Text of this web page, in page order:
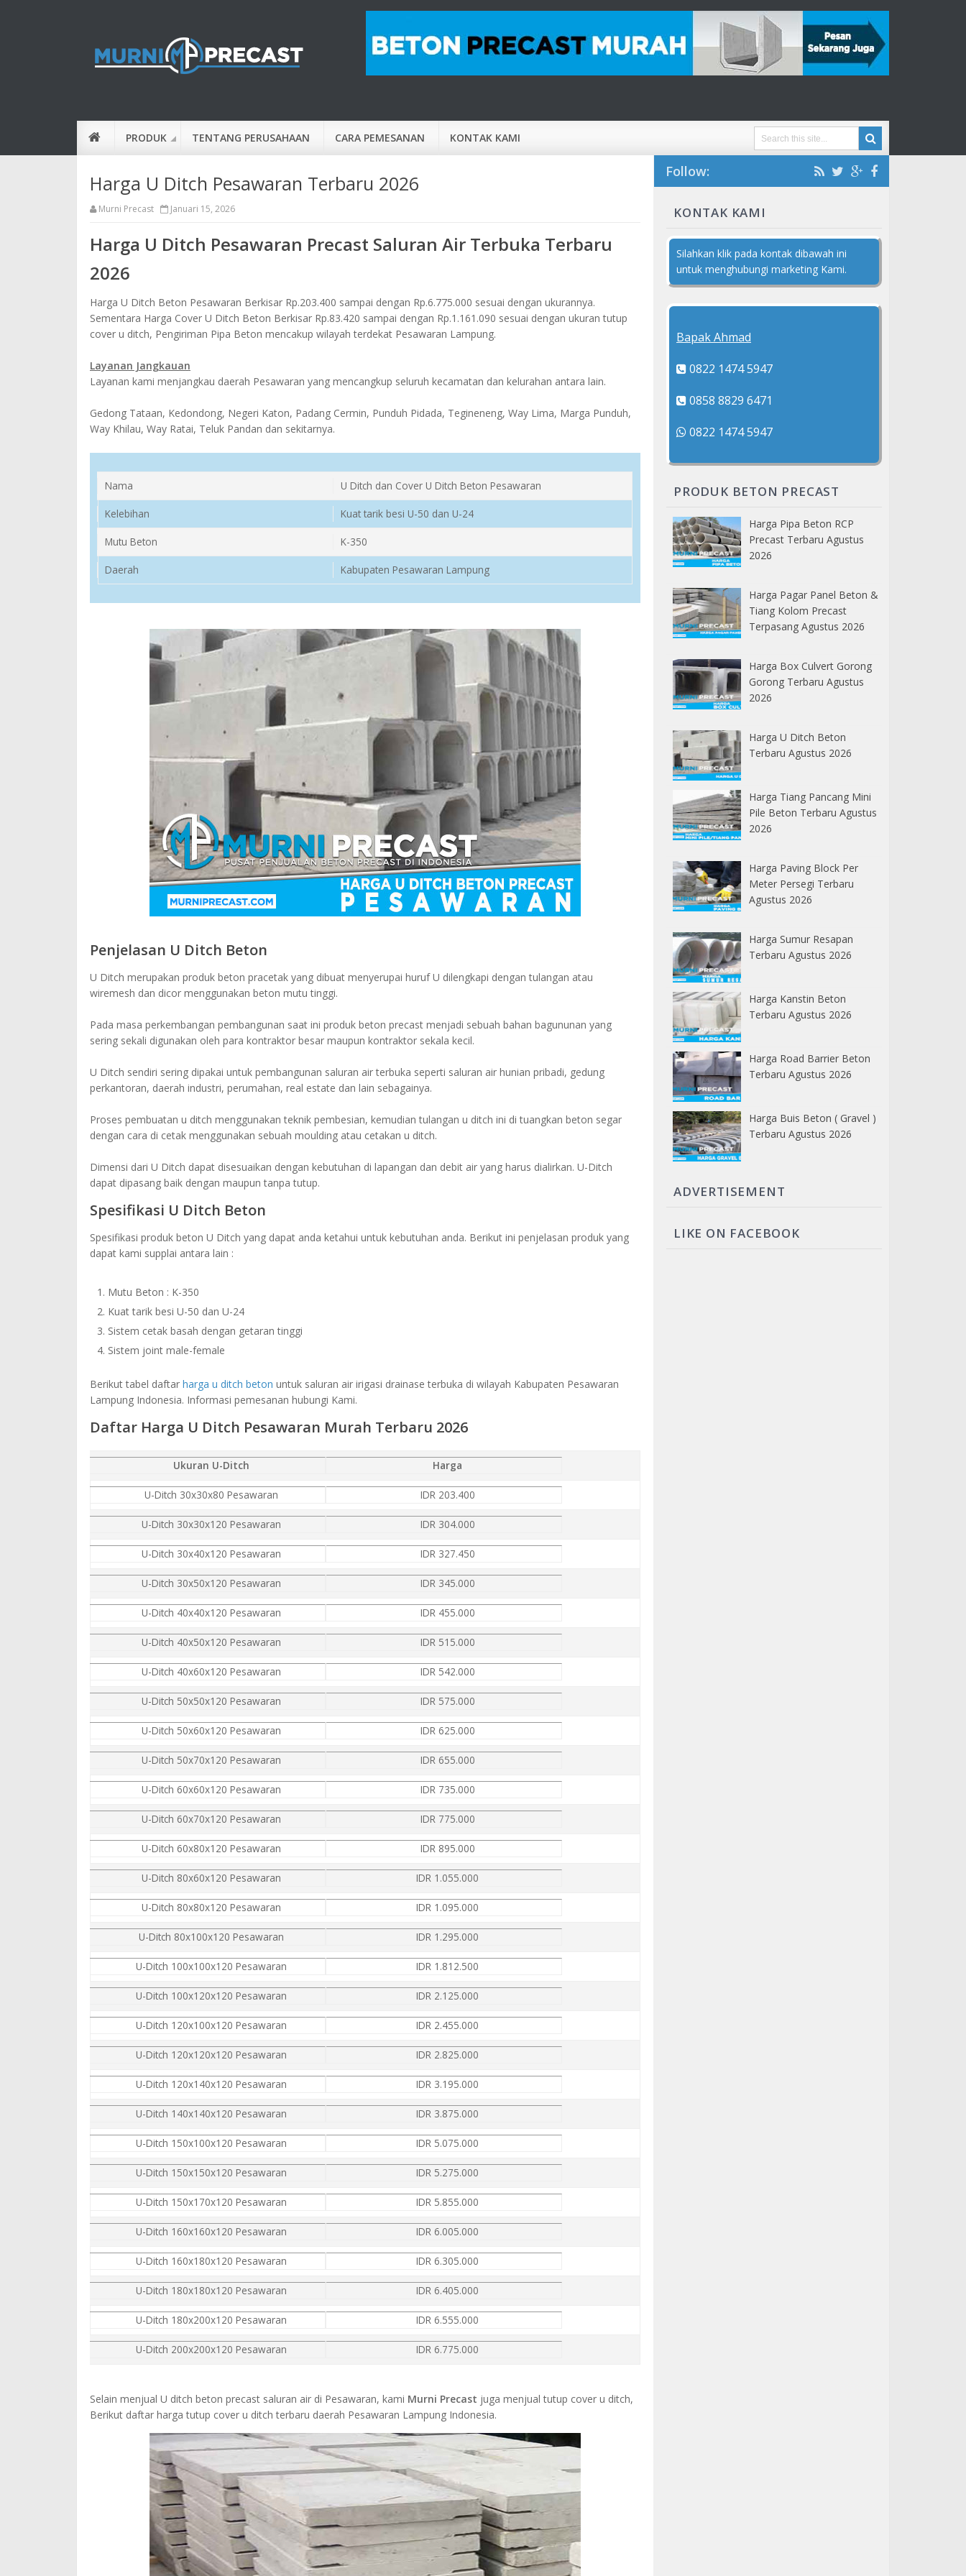
PRODUK TENTANG PERUSAHAAN CARA PEMESANAN KONTAK KAMI
Harga U Ditch Pesawaran Terbaru 2026
Murni Precast Januari 15, 2026
Harga U Ditch Pesawaran Precast Saluran Air Terbuka Terbaru
2026
Harga U Ditch Beton Pesawaran Berkisar Rp.203.400 sampai dengan Rp.6.775.000 sesuai dengan ukurannya.
Sementara Harga Cover U Ditch Beton Berkisar Rp.83.420 sampai dengan Rp.1.161.090 sesuai dengan ukuran tutup
cover u ditch, Pengiriman Pipa Beton mencakup wilayah terdekat Pesawaran Lampung.
Layanan Jangkauan
Layanan kami menjangkau daerah Pesawaran yang mencangkup seluruh kecamatan dan kelurahan antara lain.
Gedong Tataan, Kedondong, Negeri Katon, Padang Cermin, Punduh Pidada, Tegineneng, Way Lima, Marga Punduh,
Way Khilau, Way Ratai, Teluk Pandan dan sekitarnya.
Nama U Ditch dan Cover U Ditch Beton Pesawaran
Kelebihan Kuat tarik besi U-50 dan U-24
Mutu Beton K-350
Daerah Kabupaten Pesawaran Lampung
Penjelasan U Ditch Beton
U Ditch merupakan produk beton pracetak yang dibuat menyerupai huruf U dilengkapi dengan tulangan atau
wiremesh dan dicor menggunakan beton mutu tinggi.
Pada masa perkembangan pembangunan saat ini produk beton precast menjadi sebuah bahan bagununan yang
sering sekali digunakan oleh para kontraktor besar maupun kontraktor sekala kecil.
U Ditch sendiri sering dipakai untuk pembangunan saluran air terbuka seperti saluran air hunian pribadi, gedung
perkantoran, daerah industri, perumahan, real estate dan lain sebagainya.
Proses pembuatan u ditch menggunakan teknik pembesian, kemudian tulangan u ditch ini di tuangkan beton segar
dengan cara di cetak menggunakan sebuah moulding atau cetakan u ditch.
Dimensi dari U Ditch dapat disesuaikan dengan kebutuhan di lapangan dan debit air yang harus dialirkan. U-Ditch
dapat dipasang baik dengan maupun tanpa tutup.
Spesifikasi U Ditch Beton
Spesifikasi produk beton U Ditch yang dapat anda ketahui untuk kebutuhan anda. Berikut ini penjelasan produk yang
dapat kami supplai antara lain :
Mutu Beton : K-350
Kuat tarik besi U-50 dan U-24
Sistem cetak basah dengan getaran tinggi
Sistem joint male-female
Berikut tabel daftar harga u ditch beton untuk saluran air irigasi drainase terbuka di wilayah Kabupaten Pesawaran
Lampung Indonesia. Informasi pemesanan hubungi Kami.
Daftar Harga U Ditch Pesawaran Murah Terbaru 2026
Ukuran U-Ditch Harga
U-Ditch 30x30x80 Pesawaran IDR 203.400
U-Ditch 30x30x120 Pesawaran IDR 304.000
U-Ditch 30x40x120 Pesawaran IDR 327.450
U-Ditch 30x50x120 Pesawaran IDR 345.000
U-Ditch 40x40x120 Pesawaran IDR 455.000
U-Ditch 40x50x120 Pesawaran IDR 515.000
U-Ditch 40x60x120 Pesawaran IDR 542.000
U-Ditch 50x50x120 Pesawaran IDR 575.000
U-Ditch 50x60x120 Pesawaran IDR 625.000
U-Ditch 50x70x120 Pesawaran IDR 655.000
U-Ditch 60x60x120 Pesawaran IDR 735.000
U-Ditch 60x70x120 Pesawaran IDR 775.000
U-Ditch 60x80x120 Pesawaran IDR 895.000
U-Ditch 80x60x120 Pesawaran IDR 1.055.000
U-Ditch 80x80x120 Pesawaran IDR 1.095.000
U-Ditch 80x100x120 Pesawaran IDR 1.295.000
U-Ditch 100x100x120 Pesawaran IDR 1.812.500
U-Ditch 100x120x120 Pesawaran IDR 2.125.000
U-Ditch 120x100x120 Pesawaran IDR 2.455.000
U-Ditch 120x120x120 Pesawaran IDR 2.825.000
U-Ditch 120x140x120 Pesawaran IDR 3.195.000
U-Ditch 140x140x120 Pesawaran IDR 3.875.000
U-Ditch 150x100x120 Pesawaran IDR 5.075.000
U-Ditch 150x150x120 Pesawaran IDR 5.275.000
U-Ditch 150x170x120 Pesawaran IDR 5.855.000
U-Ditch 160x160x120 Pesawaran IDR 6.005.000
U-Ditch 160x180x120 Pesawaran IDR 6.305.000
U-Ditch 180x180x120 Pesawaran IDR 6.405.000
U-Ditch 180x200x120 Pesawaran IDR 6.555.000
U-Ditch 200x200x120 Pesawaran IDR 6.775.000
Selain menjual U ditch beton precast saluran air di Pesawaran, kami Murni Precast juga menjual tutup cover u ditch,
Berikut daftar harga tutup cover u ditch terbaru daerah Pesawaran Lampung Indonesia.
Follow:
KONTAK KAMI
Silahkan klik pada kontak dibawah ini
untuk menghubungi marketing Kami.
Bapak Ahmad
0822 1474 5947
0858 8829 6471
0822 1474 5947
PRODUK BETON PRECAST
Harga Pipa Beton RCP
Precast Terbaru Agustus
2026
Harga Pagar Panel Beton &
Tiang Kolom Precast
Terpasang Agustus 2026
Harga Box Culvert Gorong
Gorong Terbaru Agustus
2026
Harga U Ditch Beton
Terbaru Agustus 2026
Harga Tiang Pancang Mini
Pile Beton Terbaru Agustus
2026
Harga Paving Block Per
Meter Persegi Terbaru
Agustus 2026
Harga Sumur Resapan
Terbaru Agustus 2026
Harga Kanstin Beton
Terbaru Agustus 2026
Harga Road Barrier Beton
Terbaru Agustus 2026
Harga Buis Beton ( Gravel )
Terbaru Agustus 2026
ADVERTISEMENT
LIKE ON FACEBOOK